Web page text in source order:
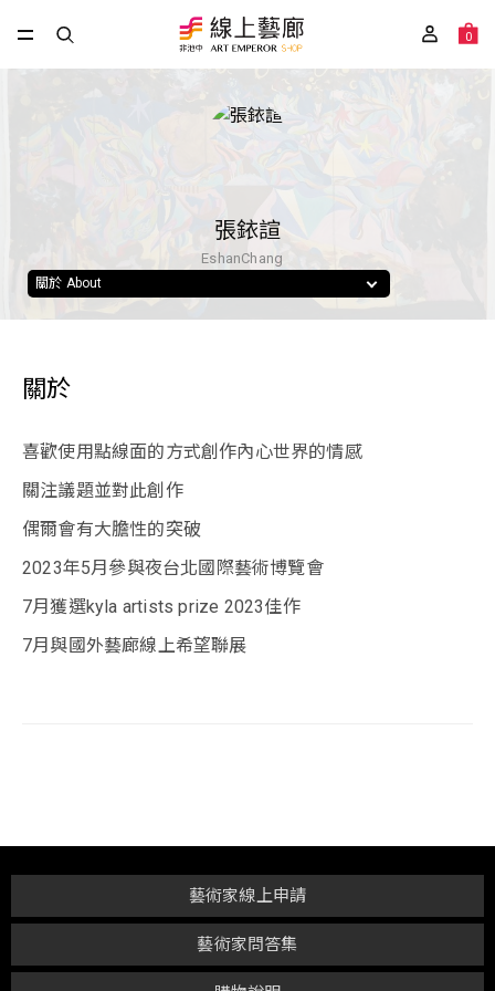
0
張銥諠
EshanChang
關於 About
關於
喜歡使用點線面的方式創作內心世界的情感
關注議題並對此創作
偶爾會有大膽性的突破
2023年5月參與夜台北國際藝術博覽會
7月獲選kyla artists prize 2023佳作
7月與國外藝廊線上希望聯展
藝術家問答集
藝術家線上申請